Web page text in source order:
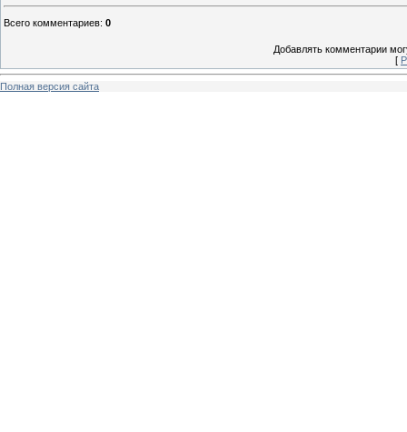
Всего комментариев: 0
Добавлять комментарии
[
Полная версия сайта